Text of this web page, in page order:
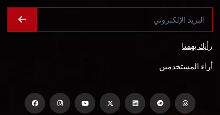
رأيك يهمنا
أراء المستخدمين